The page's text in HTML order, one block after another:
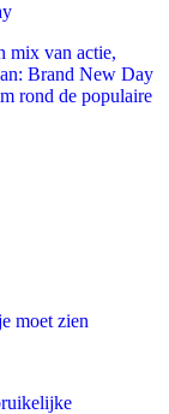
mix van actie,
Brand New Day
rond de populaire
moet zien